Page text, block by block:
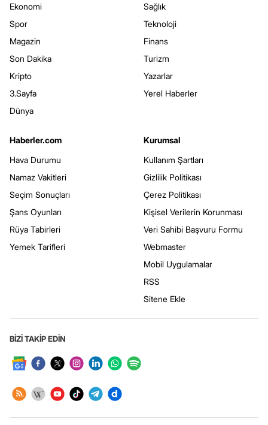
Ekonomi
Spor
Magazin
Son Dakika
Kripto
3.Sayfa
Dünya
Sağlık
Teknoloji
Finans
Turizm
Yazarlar
Yerel Haberler
Haberler.com
Hava Durumu
Namaz Vakitleri
Seçim Sonuçları
Şans Oyunları
Rüya Tabirleri
Yemek Tarifleri
Kurumsal
Kullanım Şartları
Gizlilik Politikası
Çerez Politikası
Kişisel Verilerin Korunması
Veri Sahibi Başvuru Formu
Webmaster
Mobil Uygulamalar
RSS
Sitene Ekle
BİZİ TAKİP EDİN